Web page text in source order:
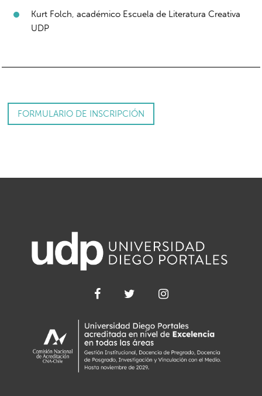
Kurt Folch, académico Escuela de Literatura Creativa
UDP
FORMULARIO DE INSCRIPCIÓN